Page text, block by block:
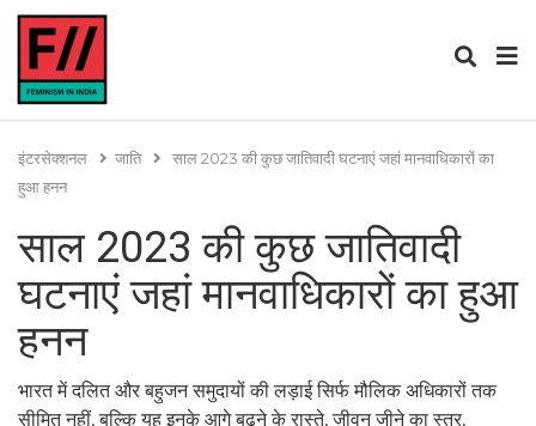
इंटरसेक्शनल जाति
साल 2023 की कुछ जातिवादी घटनाएं जहां मानवाधिकारों का
हुआ हनन
साल 2023 की कुछ जातिवादी
घटनाएं जहां मानवाधिकारों का हुआ
हनन
भारत में दलित और बहुजन समुदायों की लड़ाई सिर्फ मौलिक अधिकारों तक
सीमित नहीं, बल्कि यह इनके आगे बढ़ने के रास्ते, जीवन जीने का स्तर,